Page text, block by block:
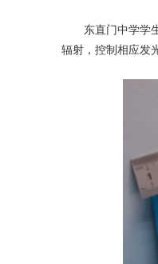
东直门中学学生
辐射，控制相应发